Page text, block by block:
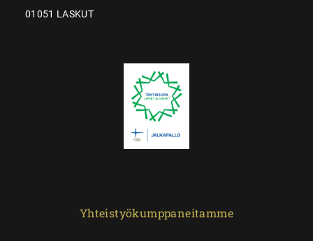
01051 LASKUT
Yhteistyökumppaneitamme